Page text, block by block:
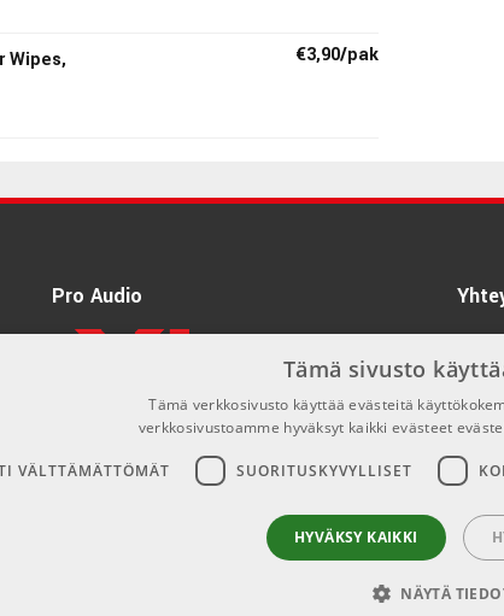
Wipes, €3,90/pak
Pro Audio
Tämä sivusto
Tämä verkkosivusto käyttää evästeitä
verkkosivustoamme hyväksyt kaikki evästeet
VÄLTTÄMÄTTÖMÄT SUORITUSKYVYLLISET
HYVÄKSY KAIKKI
NÄYTÄ